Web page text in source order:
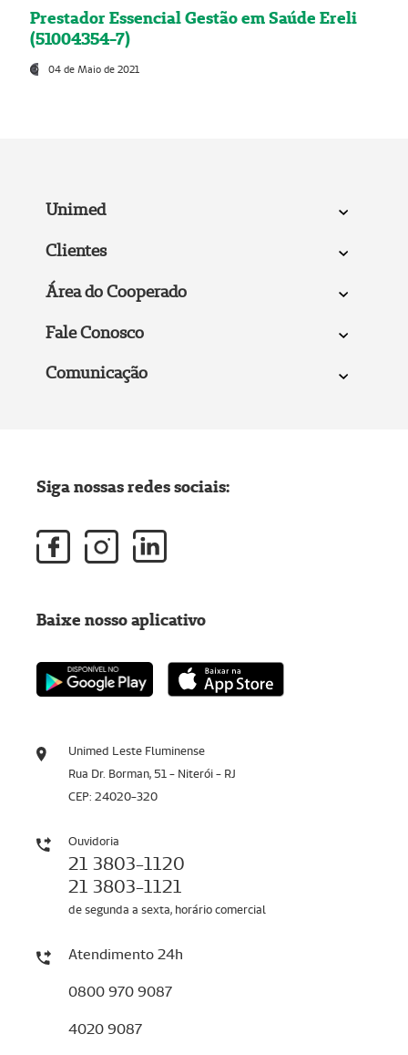
Prestador Essencial Gestão em Saúde Ereli
(51004354-7)
04 de Maio de 2021
Unimed
Clientes
Área do Cooperado
Fale Conosco
Comunicação
Unimed Leste Fluminense
Rua Dr. Borman, 51 - Niterói - RJ
CEP: 24020-320
Ouvidoria
21 3803-1120
21 3803-1121
de segunda a sexta, horário comercial
Atendimento 24h
0800 970 9087
4020 9087
Siga nossas redes sociais:
Baixe nosso aplicativo